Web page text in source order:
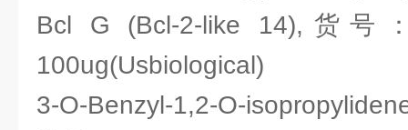
Bcl G (Bcl-2-like 14),货号
100ug(Usbiological)
3-O-Benzyl-1,2-O-